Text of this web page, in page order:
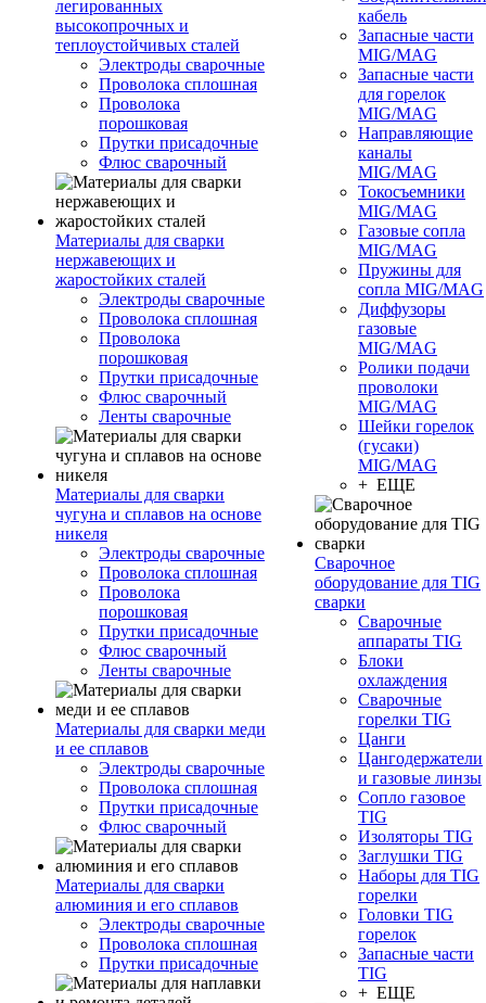
легированных
высокопрочных и
теплоустойчивых сталей
Электроды сварочные
Проволока сплошная
Проволока
порошковая
Прутки присадочные
Флюс сварочный
Материалы для сварки
нержавеющих и
жаростойких сталей
Электроды сварочные
Проволока сплошная
Проволока
порошковая
Прутки присадочные
Флюс сварочный
Ленты сварочные
Материалы для сварки
чугуна и сплавов на основе
никеля
Электроды сварочные
Проволока сплошная
Проволока
порошковая
Прутки присадочные
Флюс сварочный
Ленты сварочные
Материалы для сварки меди
и ее сплавов
Электроды сварочные
Проволока сплошная
Прутки присадочные
Флюс сварочный
Материалы для сварки
алюминия и его сплавов
Электроды сварочные
Проволока сплошная
Прутки присадочные
кабель
Запасные части
MIG/MAG
Запасные части
для горелок
MIG/MAG
Направляющие
каналы
MIG/MAG
Токосъемники
MIG/MAG
Газовые сопла
MIG/MAG
Пружины для
сопла MIG/MAG
Диффузоры
газовые
MIG/MAG
Ролики подачи
проволоки
MIG/MAG
Шейки горелок
(гусаки)
MIG/MAG
+ ЕЩЕ
Сварочное
оборудование для TIG
сварки
Сварочные
аппараты TIG
Блоки
охлаждения
Сварочные
горелки TIG
Цанги
Цангодержатели
и газовые линзы
Сопло газовое
TIG
Изоляторы TIG
Заглушки TIG
Наборы для TIG
горелки
Головки TIG
горелок
Запасные части
TIG
+ ЕЩЕ